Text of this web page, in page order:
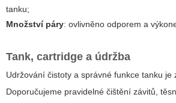
tanku;
Množství páry: ovlivněno odporem a
Tank, cartridge a údržba
Udržování čistoty a správné funkce tanku je
Doporučujeme pravidelné čištění závitů,